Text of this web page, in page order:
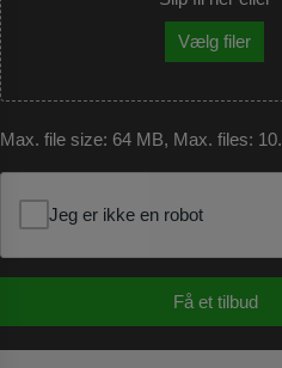
Vælg filer
Max. file size: 64 MB, Max. files: 10.
Jeg er ikke en robot